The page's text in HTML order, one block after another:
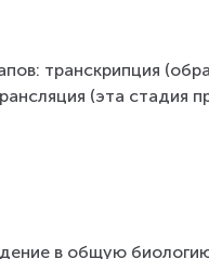
тран­скрип­ция
(эта ста­дия
в общую